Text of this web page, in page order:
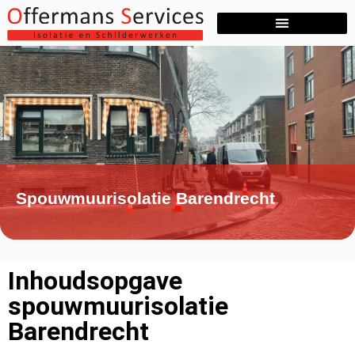
Spouwmuurisolatie Barendrecht
Inhoudsopgave
spouwmuurisolatie
Barendrecht